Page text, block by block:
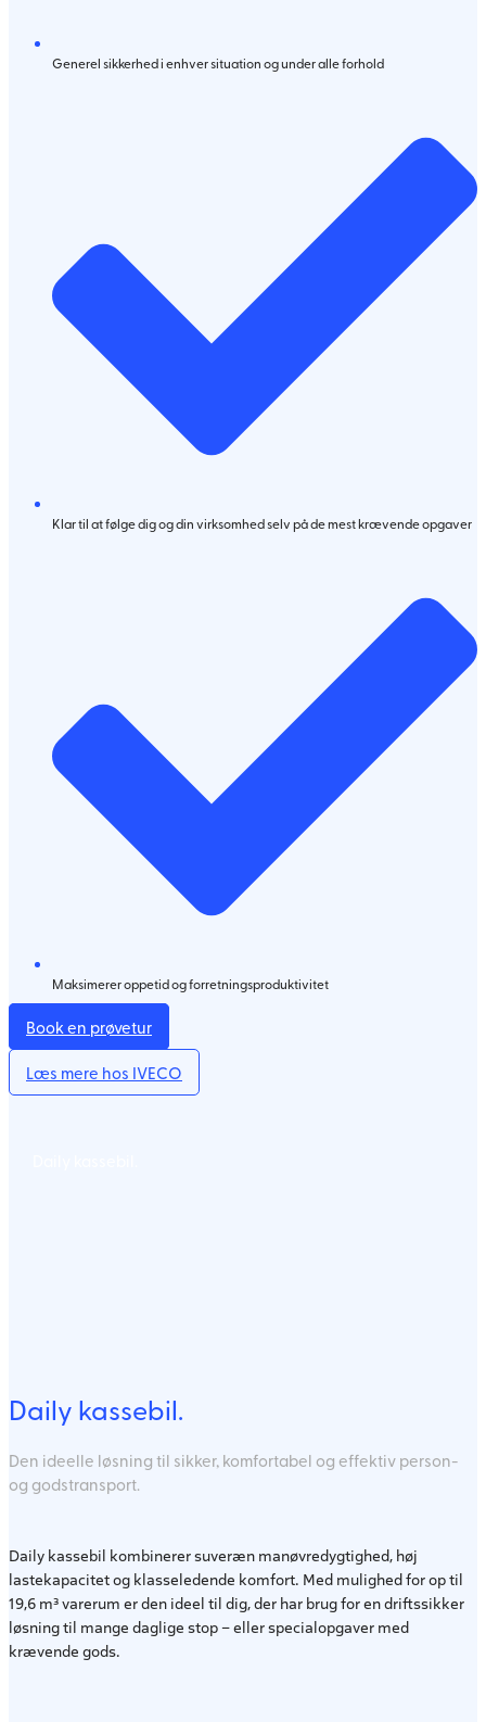
Generel sikkerhed i enhver situation og under alle forhold
Klar til at følge dig og din virksomhed selv på de mest krævende opgaver
Maksimerer oppetid og forretningsproduktivitet
Book en prøvetur
Læs mere hos IVECO
Daily kassebil.
Den ideelle løsning til sikker, komfortabel og effektiv person-
og godstransport.
Daily kassebil kombinerer suveræn manøvredygtighed, høj
lastekapacitet og klasseledende komfort. Med mulighed for op til
19,6 m³ varerum er den ideel til dig, der har brug for en driftssikker
løsning til mange daglige stop – eller specialopgaver med
krævende gods.